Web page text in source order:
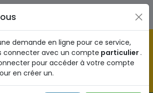
dès maintenant pour le programme
d'identification biométrique et
d'Identification Unique (NIU) en
cliquant
Fermer
demande en ligne pour ce service,
connecter avec un compte particulier.
pour accéder à votre compte
en créer un.